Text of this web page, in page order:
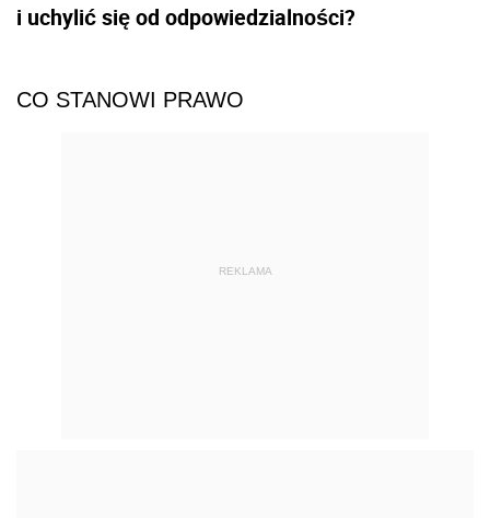
i uchylić się od odpowiedzialności?
CO STANOWI PRAWO
REKLAMA